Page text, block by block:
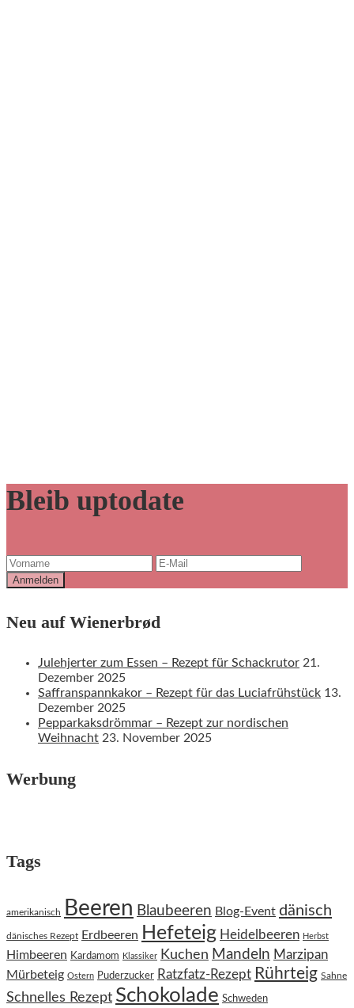
Bleib uptodate
Neu auf Wienerbrød
Julehjerter zum Essen – Rezept für Schackrutor 21.
Dezember 2025
Saffranspannkakor – Rezept für das Luciafrühstück 13.
Dezember 2025
Pepparkaksdrömmar – Rezept zur nordischen
Weihnacht 23. November 2025
Werbung
Tags
amerikanisch Beeren Blaubeeren Blog-Event dänisch
dänisches Rezept Erdbeeren Hefeteig Heidelbeeren Herbst
Himbeeren Kardamom Klassiker Kuchen Mandeln Marzipan
Mürbeteig Ostern Puderzucker Ratzfatz-Rezept Rührteig Sahne
Schnelles Rezept Schokolade Schweden